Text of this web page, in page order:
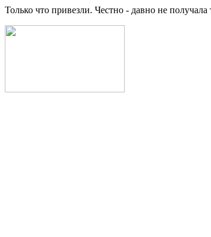
Только что привезли. Честно - давно не